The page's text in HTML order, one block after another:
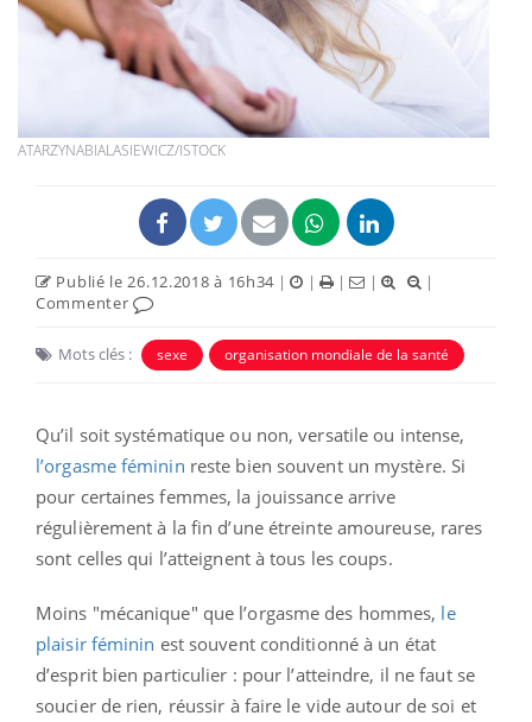
ATARZYNABIALASIEWICZ/ISTOCK
Publié le 26.12.2018 à 16h34 | | | |
|
Commenter
Mots clés : sexe organisation mondiale de la santé
Qu’il soit systématique ou non, versatile ou intense,
l’orgasme féminin reste bien souvent un mystère. Si
pour certaines femmes, la jouissance arrive
régulièrement à la fin d’une étreinte amoureuse, rares
sont celles qui l’atteignent à tous les coups.
Moins "mécanique" que l’orgasme des hommes, le
plaisir féminin est souvent conditionné à un état
d’esprit bien particulier : pour l’atteindre, il ne faut se
soucier de rien, réussir à faire le vide autour de soi et